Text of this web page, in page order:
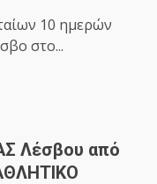
10 ημερών
στο...
Λέσβου από